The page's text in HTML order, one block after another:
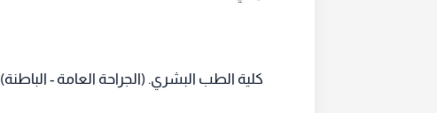
كلية الطب البشري. (الجراحة العامة - الباطنة).